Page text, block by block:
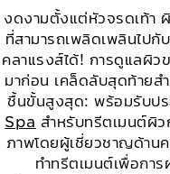
งดงามตั้งแต่หัวจรดเท้า
ที่สามารถเพลิดเพลินไป
คลาแรงส์ได้! การดูแลผิว
มาก่อน เคล็ดลับสุดท้ายส
ชื้นขั้นสูงสุด: พร้อมรับป
Spa สำหรับทรีตเมนต์ผิ
ภาพโดยผู้เชี่ยวชาญด้านค
ทำทรีตเมนต์เพื่อกา